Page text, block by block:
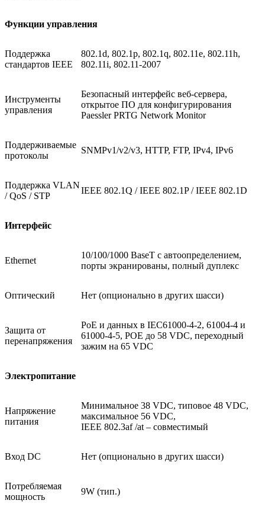
Функции управления
Поддержка
стандартов IEEE
802.1d, 802.1p, 802.1q, 802.11e, 802.11h,
802.11i, 802.11-2007
Инструменты
управления
Безопасный интерфейс веб-сервера,
открытое ПО для конфигурирования
Paessler PRTG Network Monitor
Поддерживаемые
протоколы
SNMPv1/v2/v3, HTTP, FTP, IPv4, IPv6
Поддержка VLAN
/ QoS / STP
IEEE 802.1Q / IEEE 802.1P / IEEE 802.1D
Интерфейс
Ethernet
10/100/1000 BaseT с автоопределением,
порты экранированы, полный дуплекс
Оптический Нет (опционально в других шасси)
Защита от
перенапряжения
PoE и данных в IEC61000-4-2, 61004-4 и
61000-4-5, POE до 58 VDC, переходный
зажим на 65 VDC
Электропитание
Напряжение
питания
Минимальное 38 VDC, типовое 48 VDC,
максимальное 56 VDC,
IEEE 802.3af /at – совместимый
Вход DC Нет (опционально в других шасси)
Потребляемая
мощность
9W (тип.)